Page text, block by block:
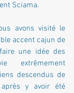
Sciama.
avons visité le
accent cajun de
une idée des
extrêmement
descendus de
y avoir été